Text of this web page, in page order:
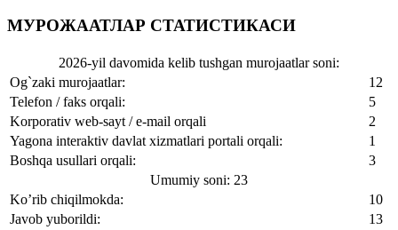
МУРОЖААТЛАР СТАТИСТИКАСИ
2026-yil davomida kelib tushgan murojaatlar soni:
Og`zaki murojaatlar:
12
Telefon / faks orqali:
5
Korporativ web-sayt / e-mail orqali
2
Yagona interaktiv davlat xizmatlari portali orqali:
1
Boshqa usullari orqali:
3
Umumiy soni: 23
Ko’rib chiqilmokda:
10
Javob yuborildi:
13